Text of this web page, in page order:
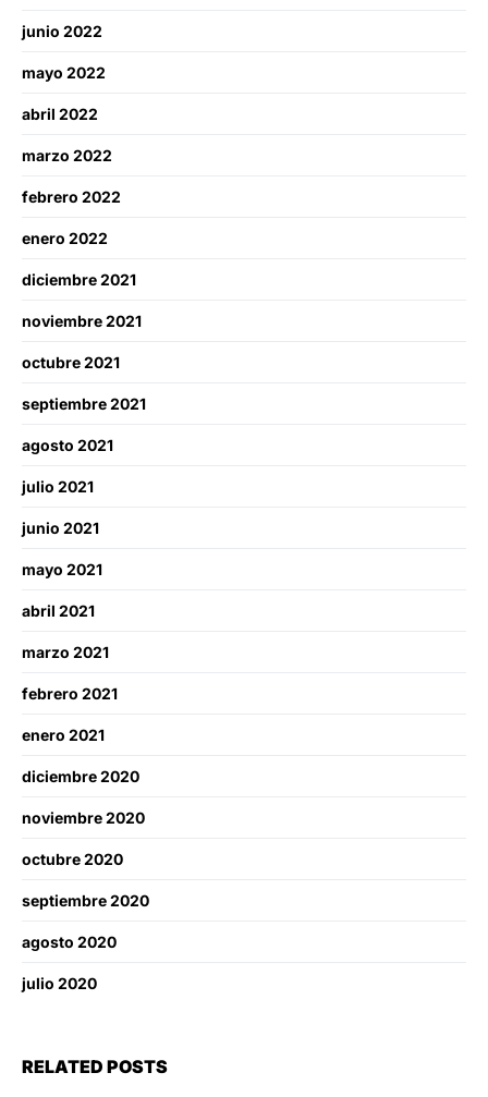
junio 2022
mayo 2022
abril 2022
marzo 2022
febrero 2022
enero 2022
diciembre 2021
noviembre 2021
octubre 2021
septiembre 2021
agosto 2021
julio 2021
junio 2021
mayo 2021
abril 2021
marzo 2021
febrero 2021
enero 2021
diciembre 2020
noviembre 2020
octubre 2020
septiembre 2020
agosto 2020
julio 2020
RELATED POSTS